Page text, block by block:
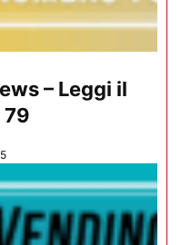
– Leggi il
79